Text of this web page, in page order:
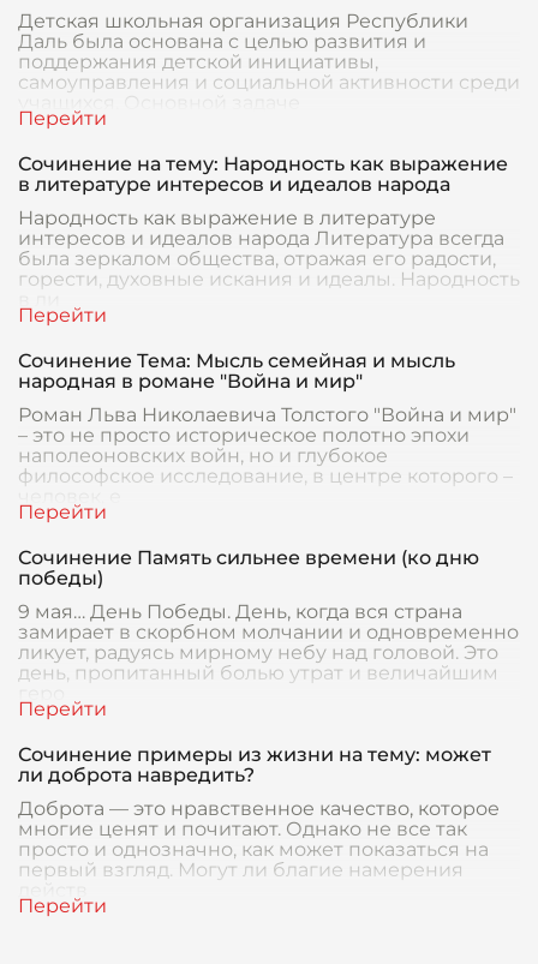
Детская школьная организация Республики
Даль была основана с целью развития и
поддержания детской инициативы,
самоуправления и социальной активности среди
учащихся. Основной задаче
Сочинение на тему: Народность как выражение
в литературе интересов и идеалов народа
Народность как выражение в литературе
интересов и идеалов народа Литература всегда
была зеркалом общества, отражая его радости,
горести, духовные искания и идеалы. Народность
Сочинение Тема: Мысль семейная и мысль
народная в романе "Война и мир"
Роман Льва Николаевича Толстого "Война и мир"
– это не просто историческое полотно эпохи
наполеоновских войн, но и глубокое
философское исследование, в центре которого –
Сочинение Память сильнее времени (ко дню
победы)
9 мая… День Победы. День, когда вся страна
замирает в скорбном молчании и одновременно
ликует, радуясь мирному небу над головой. Это
день, пропитанный болью утрат и величайшим
Сочинение примеры из жизни на тему: может
ли доброта навредить?
Доброта — это нравственное качество, которое
многие ценят и почитают. Однако не все так
просто и однозначно, как может показаться на
первый взгляд. Могут ли благие намерения